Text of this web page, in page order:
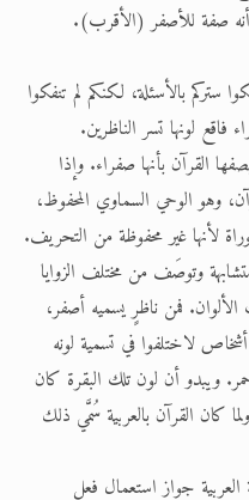
صفة للأصفر (الأقرب).
ستركم بالأسئلة، لكنكم لم تنفكوا
فاقع لونها تسر الناظرين.
القرآن بأنها صفراء. وإذا
وهو الوحي السماوي المحفوظ،
لأنها غير محفوظة من التحريف.
وتوصَف من مختلف الزوايا
الألوان. فمن ناظرٍ يسميه أصفر،
لاختلفوا في تسمية لونه
ويبدو أن لون تلك البقرة كان
كان القرآن بالعربية سُمَّي ذلك
العربية جواز استعمال فعل